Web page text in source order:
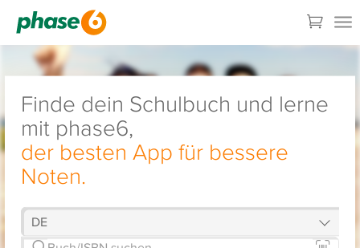
Finde dein Schulbuch und lerne
mit phase6,
der besten App für bessere
Noten.